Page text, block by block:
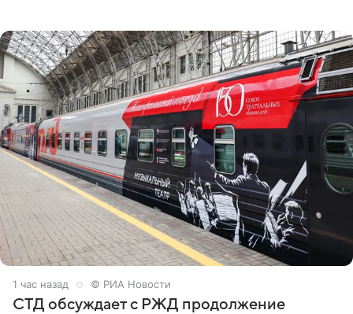
1 час назад © РИА Новости
СТД обсуждает с РЖД продолжение